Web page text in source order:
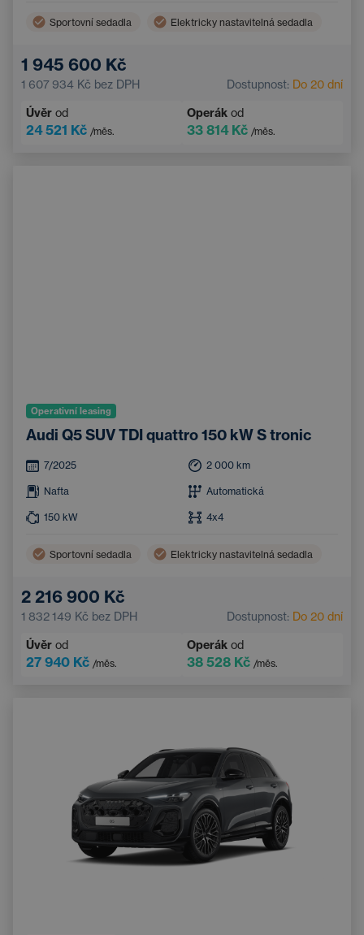
Sportovní sedadla Elektricky nastavitelná sedadla
1 945 600 Kč
1 607 934 Kč bez DPH Dostupnost: Do 20 dní
Úvěr od
24 521 Kč /měs.
Operák od
33 814 Kč /měs.
Operativní leasing
Audi Q5 SUV TDI quattro 150 kW S tronic
7/2025 2 000 km
Nafta Automatická
150 kW 4x4
Sportovní sedadla Elektricky nastavitelná sedadla
2 216 900 Kč
1 832 149 Kč bez DPH Dostupnost: Do 20 dní
Úvěr od
27 940 Kč /měs.
Operák od
38 528 Kč /měs.